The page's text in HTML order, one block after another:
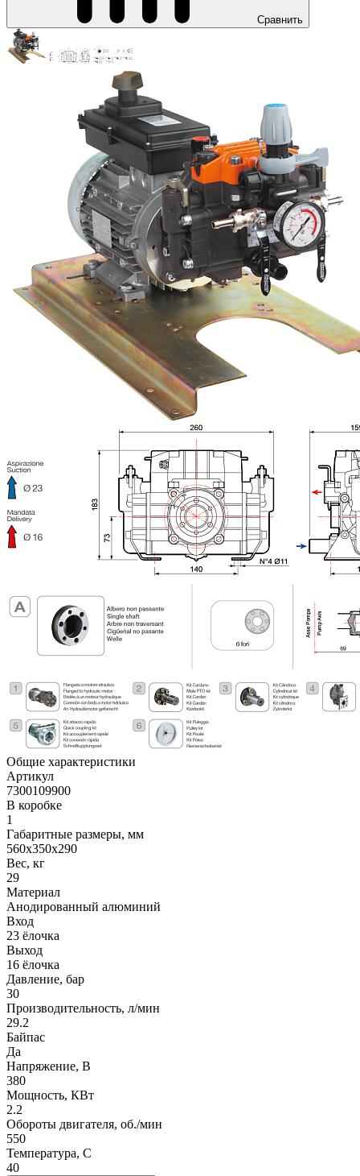
Сравнить
Общие характеристики
Артикул
7300109900
В коробке
1
Габаритные размеры, мм
560x350x290
Вес, кг
29
Материал
Анодированный алюминий
Вход
23 ёлочка
Выход
16 ёлочка
Давление, бар
30
Производительность, л/мин
29.2
Байпас
Да
Напряжение, В
380
Мощность, КВт
2.2
Обороты двигателя, об./мин
550
Температура, C
40